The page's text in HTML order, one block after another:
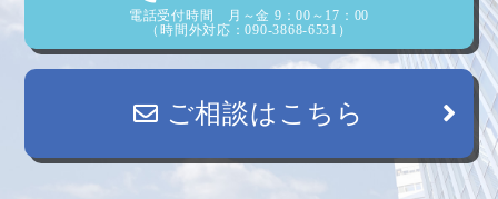
電話受付時間 月～金 9：00～17：00
（時間外対応：090-3868-6531）
ご相談はこちら